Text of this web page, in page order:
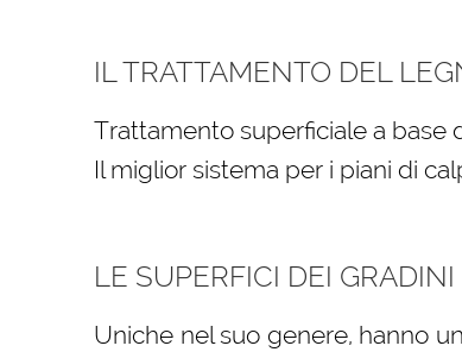
IL TRATTAMENTO DEL
Trattamento superficiale a base
Il miglior sistema per i piani di
LE SUPERFICI DEI GRADINI
Uniche nel suo genere, hanno